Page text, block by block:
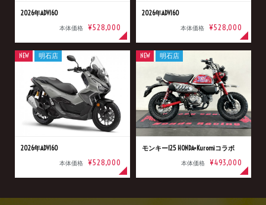
2026年ADV160
本体価格 ¥528,000
2026年ADV160
本体価格 ¥528,000
2026年ADV160
本体価格 ¥528,000
NEW 明石店
モンキー125 HONDA×Kuromiコラボ
本体価格 ¥493,000
NEW 明石店